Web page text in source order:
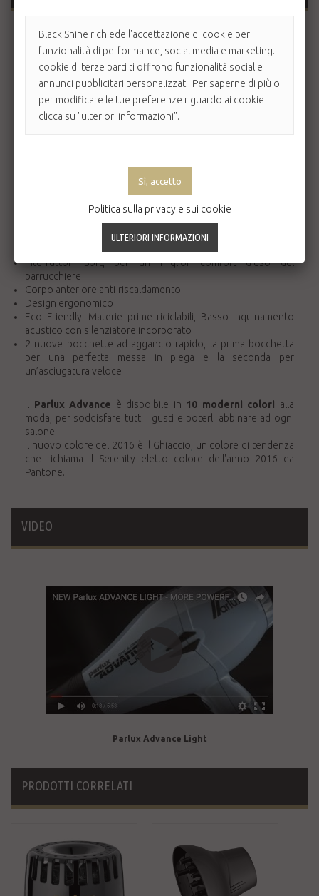
L'asciugacapelliParlux Advance è innovativo,
tecnologicamente avanzato e “futuristico”.
Grazie al nuovo motore
K-Advance
garantisce prestazioni
superiori come maggiore potenza e maggiore durata. Nel
nuovo Parlux Advance ritroviamo un concentrato di ricerche
tecnologiche che soddisfano sempre più le richieste dei
parrucchieri, salvaguardano il consumo energetico e
dell’elettricità statica del capello.
Potenza: 2.200 Watt, riducono i tempi di asciugatura e
preservano la naturale bellezza del capello.
Maggiore portata d'aria: 83 metri cubi/ora, per un'asciugatura
Nuovo Motore K-Advance: garantisce 2.500 ore di durata
Interruttori Soft, per un miglior comfort d'uso del
parrucchiere
Corpo anteriore anti-riscaldamento
Design ergonomico
Eco Friendly: Materie prime riciclabili, Basso inquinamento
acustico con silenziatore incorporato
2 nuove bocchette ad aggancio rapido, la prima bocchetta
per una perfetta messa in piega e la seconda per
un’asciugatura veloce
Il Parlux Advance è dispoibile in 10 moderni colori
alla
moda, per soddisfare tutti i gusti e poterli abbinare ad ogni
salone.
Il nuovo colore del 2016 è il Ghiaccio un colore di tendenza
che richiama il Serenity eletto colore dell'anno 2016 da
Pantone.
VIDEO
Parlux Advance Light
PRODOTTI CORRELATI
Black Shine richiede l'accettazione di cookie per
funzionalità di performance, social media e marketing. I
cookie di terze parti ti offrono funzionalità social e
annunci pubblicitari personalizzati. Per saperne di più o
per modificare le tue preferenze riguardo ai cookie
clicca su "ulteriori informazioni".
Politica sulla privacy e sui cookie